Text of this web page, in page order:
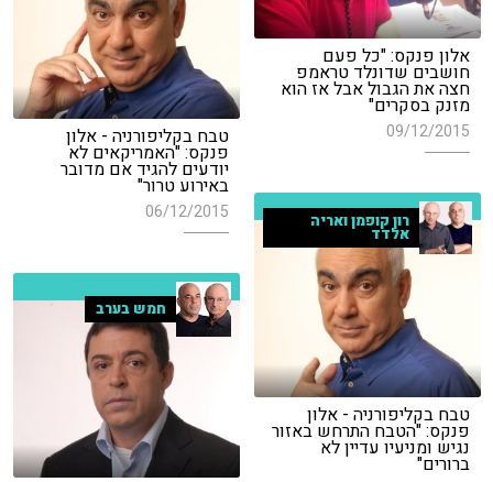
אלון פנקס: "כל פעם
חושבים שדונלד טראמפ
חצה את הגבול אבל אז הוא
מזנק בסקרים"
09/12/2015 טבח בקליפורניה - אלון
פנקס: "האמריקאים לא
יודעים להגיד אם מדובר
באירוע טרור"
06/12/2015 רון קופמן ואריה
אלדד
טבח בקליפורניה - אלון
פנקס: "הטבח התרחש באזור
נגיש ומניעיו עדיין לא
ברורים"
חמש בערב